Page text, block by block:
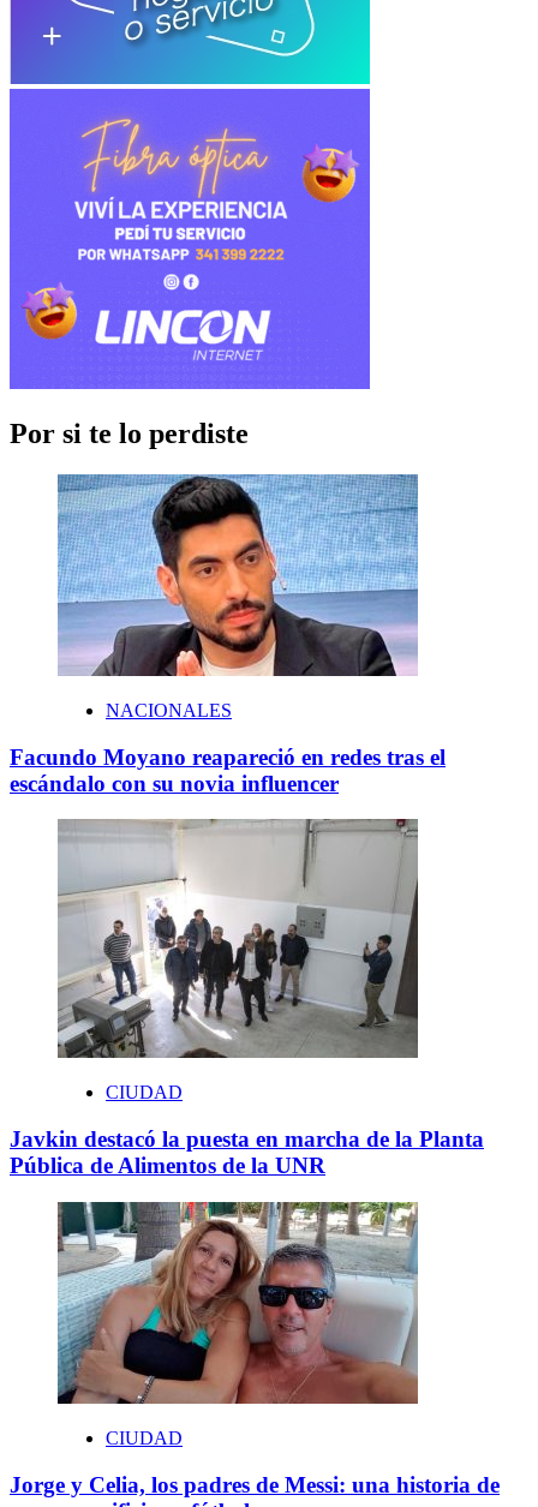
Por si te lo perdiste
NACIONALES
Facundo Moyano reapareció en redes tras el
escándalo con su novia influencer
CIUDAD
Javkin destacó la puesta en marcha de la Planta
Pública de Alimentos de la UNR
CIUDAD
Jorge y Celia, los padres de Messi: una historia de